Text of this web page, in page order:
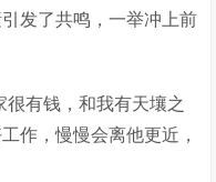
发了共鸣，一举冲上前
有钱，和我有天壤之
作，慢慢会离他更近，